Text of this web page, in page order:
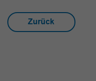
Zurück